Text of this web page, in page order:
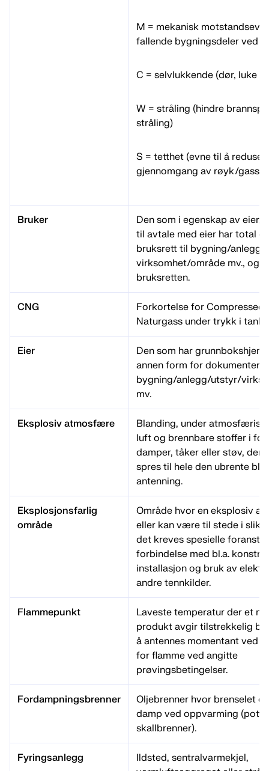
M = mekanisk
fallende bygningsdeler ved
C = selvlukkende (dør, luke
W = stråling (hindre
stråling)
S = tetthet (evne til å
gjennomgang av røyk/gass)
Bruker
Den som i egenskap av eier,
til avtale med eier har total
bruksrett til bygning/
virksomhet/område mv., og
bruksretten.
CNG
Forkortelse for Compressed
Naturgass under trykk i
Eier
Den som har
annen form for dokumentert
bygning/anlegg/utstyr/
mv.
Eksplosiv atmosfære
Blanding, under
luft og brennbare stoffer i
damper, tåker eller støv, der
spres til hele den ubrente
antenning.
Eksplosjonsfarlig
område
Område hvor en eksplosiv
eller kan være til stede i slike
det kreves spesielle
forbindelse med bl.a.
installasjon og bruk av
andre tennkilder.
Flammepunkt
Laveste temperatur der et
produkt avgir tilstrekkelig
å antennes momentant ved
for flamme ved angitte
prøvingsbetingelser.
Fordampningsbrenner
Oljebrenner hvor brenselet
damp ved oppvarming
skallbrenner).
Fyringsanlegg
Ildsted, sentralvarmekjel,